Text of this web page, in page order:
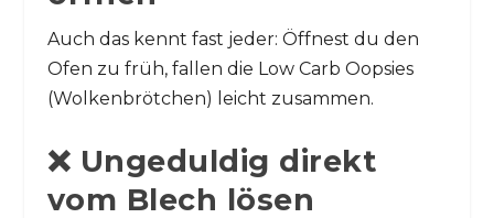
Auch das kennt fast jeder: Öffnest du den
Ofen zu früh, fallen die Low Carb Oopsies
(Wolkenbrötchen) leicht zusammen.
❌ Ungeduldig direkt
vom Blech lösen